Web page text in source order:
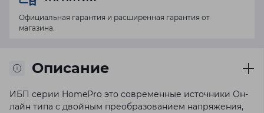
Описание
ИБП серии HomePro это современные источники Он-
лайн типа с двойным преобразованием напряжения,
Официальная гарантия и расширенная гарантия от
магазина.